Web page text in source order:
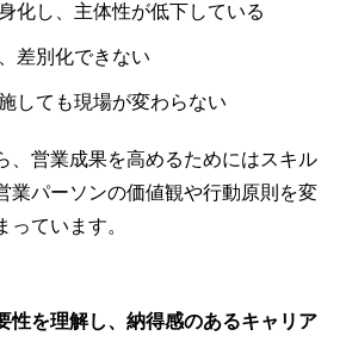
化し、主体性が低下している
差別化できない
しても現場が変わらない
、営業成果を高めるためにはスキル
業パーソンの価値観や行動原則を変
っています。
性を理解し、納得感のあるキャリア